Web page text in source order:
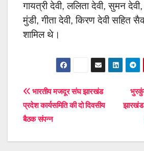
गायत्री देवी, ललिता देवी, सुमन
मुंडी, गीता देवी, किरण देवी सहित
शामिल थे।
Post
navigation
झारखंड
भारतीय मजदूर संघ झारखंड
प्रदेश कार्यसमिति की दो दिवसीय
बैठक संपन्न